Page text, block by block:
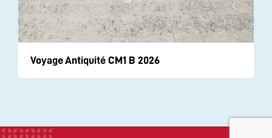
Voyage Antiquité CM1 B 2026